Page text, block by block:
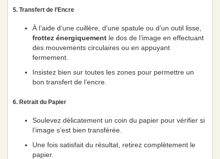
5. Transfert de l’Encre
À l’aide d’une cuillère, d’une spatule ou d’un outil lisse,
frottez énergiquement le dos de l’image en effectuant
des mouvements circulaires ou en appuyant
fermement.
Insistez bien sur toutes les zones pour permettre un
bon transfert de l’encre.
6. Retrait du Papier
Soulevez délicatement un coin du papier pour vérifier si
l’image s’est bien transférée.
Une fois satisfait du résultat, retirez complètement le
papier.